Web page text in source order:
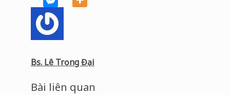
Bs. Lê Trọng Đại
Bài liên quan